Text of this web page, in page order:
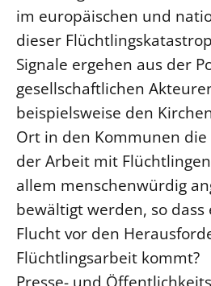
im europäischen und
dieser
Signale ergehen aus der
gesellschaftlichen
beispielsweise den
Ort in den Kommunen
der Arbeit mit
allem menschenwürdig
bewältigt werden, so
Flucht vor den
Flüchtlingsarbeit kommt?
Presse- und